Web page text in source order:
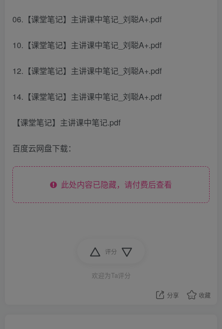
06.【课堂笔记】主讲课中笔记_刘聪A+.pdf
10.【课堂笔记】主讲课中笔记_刘聪A+.pdf
12.【课堂笔记】主讲课中笔记_刘聪A+.pdf
14.【课堂笔记】主讲课中笔记_刘聪A+.pdf
【课堂笔记】主讲课中笔记.pdf
百度云网盘下载：
此处内容已隐藏，请付费后查看
评分
欢迎为Ta评分
分享 收藏